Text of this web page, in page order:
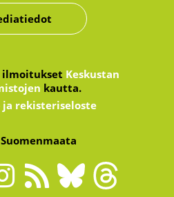
ilmoitukset Keskustan
kautta.
ja rekisteriseloste